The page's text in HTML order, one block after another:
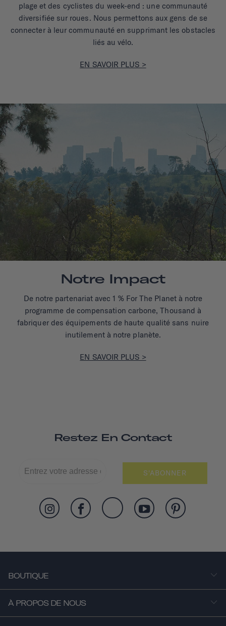
plage et des cyclistes du week-end : une communauté
diversifiée sur roues. Nous permettons aux gens de se
connecter à leur communauté en supprimant les obstacles
liés au vélo.
EN SAVOIR PLUS >
Notre Impact
De notre partenariat avec 1 % For The Planet à notre
programme de compensation carbone, Thousand à
fabriquer des équipements de haute qualité sans nuire
inutilement à notre planète.
EN SAVOIR PLUS >
Restez En Contact
S'ABONNER
BOUTIQUE
À PROPOS DE NOUS